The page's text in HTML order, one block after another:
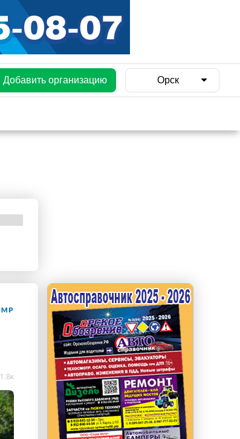
Добавить организацию Орск
erid: LdtCKJjWj Реклама. ИП Кучеренко Николай
Николаевич
1.8к